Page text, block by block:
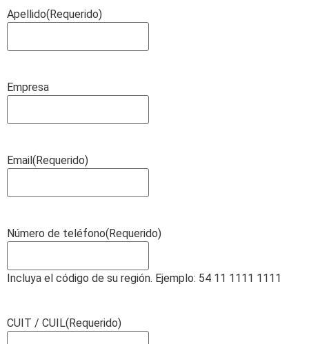
Apellido(Requerido)
Empresa
Email (Requerido)
Número de teléfono(Requerido)
Incluya el código de su región. Ejemplo: 54 11 1111 1111
CUIT / CUIL(Requerido)